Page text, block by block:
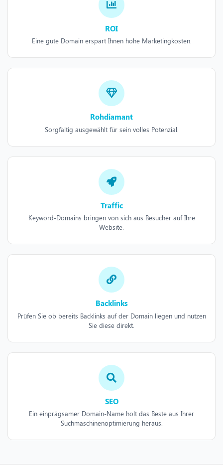
ROI
Eine gute Domain erspart Ihnen hohe Marketingkosten.
Rohdiamant
Sorgfältig ausgewählt für sein volles Potenzial.
Traffic
Keyword-Domains bringen von sich aus Besucher auf Ihre
Website.
Backlinks
Prüfen Sie ob bereits Backlinks auf der Domain liegen und nutzen
Sie diese direkt.
SEO
Ein einprägsamer Domain-Name holt das Beste aus Ihrer
Suchmaschinenoptimierung heraus.